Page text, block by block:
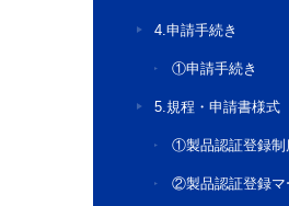
4.申請手続き
①申請手続き
5.規程・申請書様式
①製品認証登録制
②製品認証登録マ